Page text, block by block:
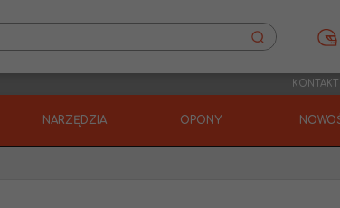
KONTAKT
NARZĘDZIA OPONY